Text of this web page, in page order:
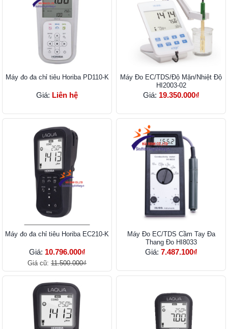
Máy đo đa chỉ tiêu Horiba PD110-K
Giá: Liên hệ
Máy Đo EC/TDS/Độ Mặn/Nhiệt Độ
HI2003-02
Giá: 19.350.000₫
Máy đo đa chỉ tiêu Horiba EC210-K
Giá: 10.796.000₫
Giá cũ: 11.500.000₫
Máy Đo EC/TDS Cầm Tay Đa
Thang Đo HI8033
Giá: 7.487.100₫